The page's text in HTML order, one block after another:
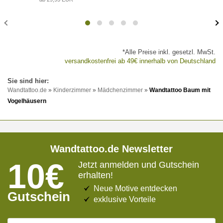
*Alle Preise inkl. gesetzl. MwSt.
versandkostenfrei ab 49€ innerhalb von Deutschland
Wandtattoo.de » Kinderzimmer » Mädchenzimmer » Wandtattoo Baum mit
Vogelhäusern
Wandtattoo.de Newsletter
10€
Gutschein
Jetzt anmelden und Gutschein
erhalten!
Neue Motive entdecken
exklusive Vorteile